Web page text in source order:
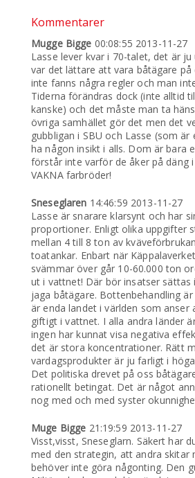
Kommentarer
Mugge Bigge 00:08:55 2013-11-27
Lasse lever kvar i 70-talet, det är
var det lättare att vara båtägare på
inte fanns några regler och man
Tiderna förändras dock (inte alltid
kanske) och det måste man ta
övriga samhället gör det men det
gubbligan i SBU och Lasse (som är
ha någon insikt i alls. Dom är bara
förstår inte varför de åker på däng
VAKNA farbröder!
Sneseglaren 14:46:59 2013-11-27
Lasse är snarare klarsynt och har
proportioner. Enligt olika uppgifter
mellan 4 till 8 ton av
toatankar. Enbart när
svämmar över går 10-60.000 ton
ut i vattnet! Där bör insatser
jaga båtägare. Bottenbehandling är
är enda landet i världen som anser
giftigt i vattnet. I alla andra länder
ingen har kunnat visa negativa
det är stora koncentrationer. Rätt
vardagsprodukter är ju farligt i
Det politiska drevet på oss
rationellt betingat. Det är något
nog med och med syster
Muge Bigge 21:19:59 2013-11-27
Visst,visst, Sneseglarn. Säkert har
med den strategin, att andra skitar
behöver inte göra någonting. Den